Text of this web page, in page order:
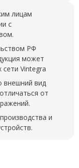
лицам
с
РФ
может
Vintegra
внешний вид
от
и